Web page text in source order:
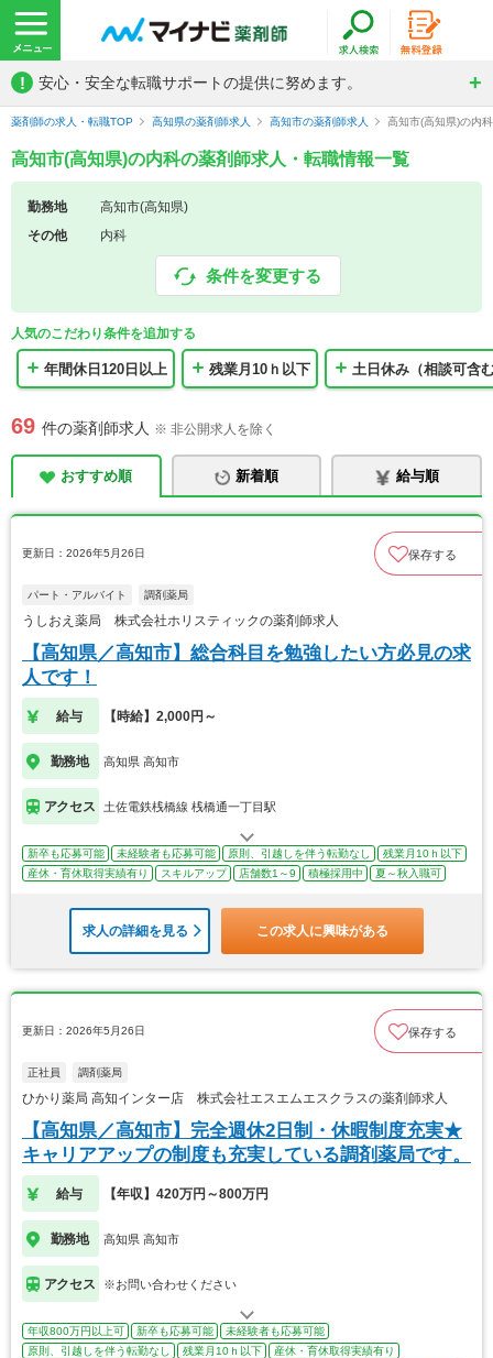
! 安心・安全な転職サポートの提供に努めます。
薬剤師の求人・転職TOP 高知県の薬剤師求人 高知市の薬剤師求人 高知市(高知県)の内
高知市(高知県)の内科の薬剤師求人・転職情報一覧
勤務地
高知市(高知県)
その他
内科
条件を変更する
人気のこだわり条件を追加する
年間休日120日以上 残業月10ｈ以下 土日休み（相談可含
69 件の薬剤師求人 ※ 非公開求人を除く
おすすめ順 新着順 給与順
更新日：2026年5月26日 保存する
パート・アルバイト 調剤薬局
うしおえ薬局 株式会社ホリスティックの薬剤師求人
【高知県／高知市】総合科目を勉強したい方必見の求
人です！
給与 【時給】2,000円～
勤務地 高知県 高知市
アクセス 土佐電鉄桟橋線 桟橋通一丁目駅
新卒も応募可能 未経験者も応募可能 原則、引越しを伴う転勤なし
残業月10ｈ以下
産休・育休取得実績有り
スキルアップ 店舗数1～9 積極採用中 夏～秋入職可
求人の詳細を見る この求人に興味がある
更新日：2026年5月26日 保存する
正社員 調剤薬局
ひかり薬局 高知インター店 株式会社エスエムエスクラスの薬剤師求人
【高知県／高知市】完全週休2日制・休暇制度充実★
キャリアアップの制度も充実している調剤薬局です。
給与 【年収】420万円～800万円
勤務地 高知県 高知市
アクセス ※お問い合わせください
年収800万円以上可 新卒も応募可能
未経験者も応募可能
原則、引越しを伴う転勤なし
残業月10ｈ以下
産休・育休取得実績有り